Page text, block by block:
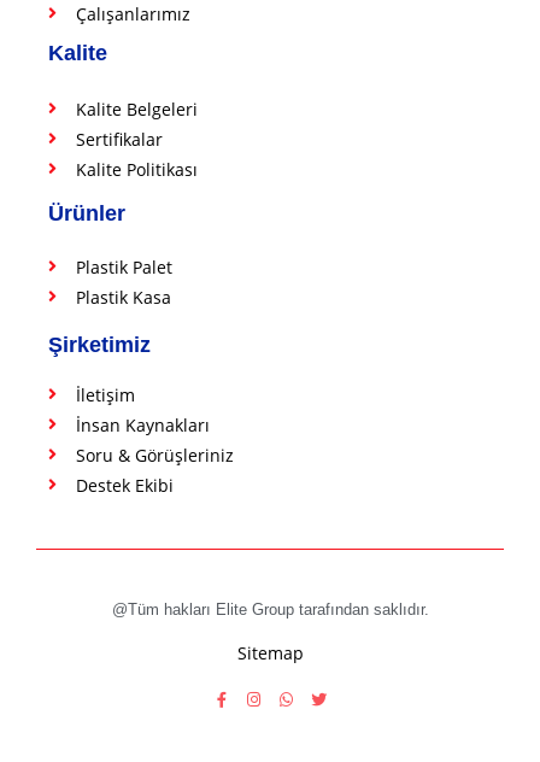
Çalışanlarımız
Kalite
Kalite Belgeleri
Sertifikalar
Kalite Politikası
Ürünler
Plastik Palet
Plastik Kasa
Şirketimiz
İletişim
İnsan Kaynakları
Soru & Görüşleriniz
Destek Ekibi
@Tüm hakları Elite Group tarafından saklıdır.
Sitemap